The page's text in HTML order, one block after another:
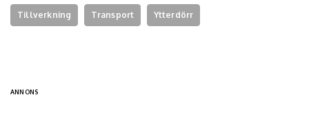
Tillverkning Transport Ytterdörr
ANNONS